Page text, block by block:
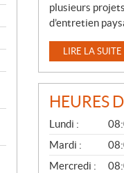
plusieurs
d’entretien
LIRE LA SUITE
HEURES
G
É
N
É
R
Lundi :
Mardi :
Mercredi :